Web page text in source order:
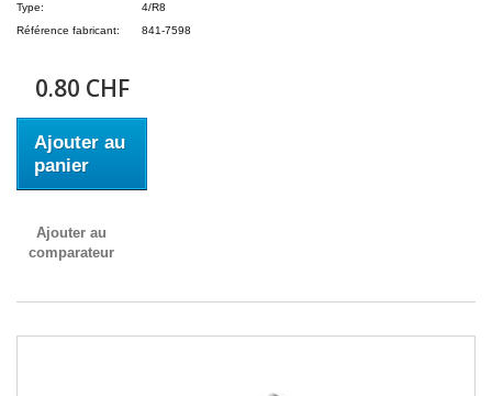
Type:
4/R8
Référence fabricant:
841-7598
0.80 CHF
Ajouter au
panier
Ajouter au
comparateur